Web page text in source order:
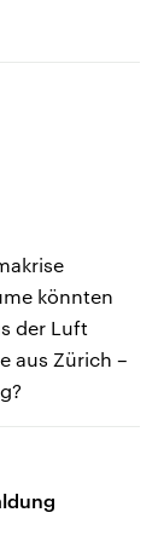
könnten
der Luft
aus Zürich –